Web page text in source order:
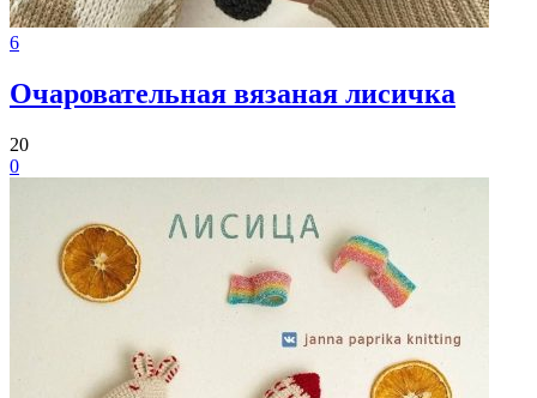
6
Очаровательная вязаная лисичка
20
0